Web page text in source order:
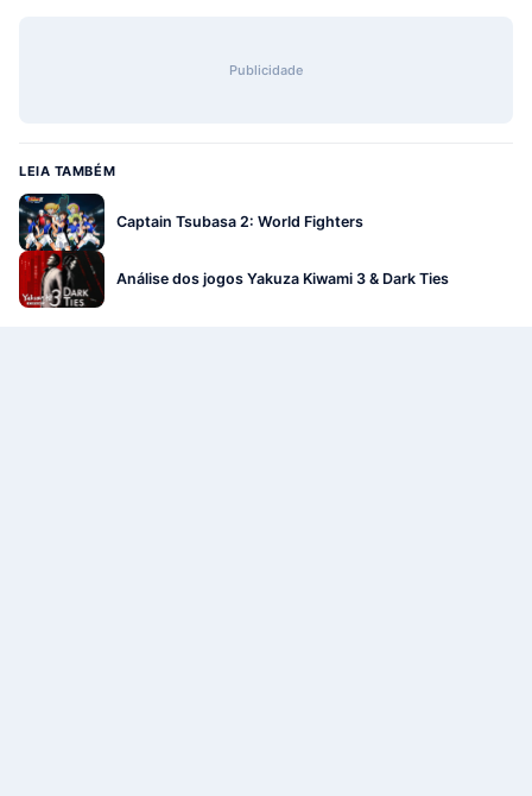
Publicidade
LEIA TAMBÉM
Captain Tsubasa 2: World Fighters
Análise dos jogos Yakuza Kiwami 3 & Dark Ties